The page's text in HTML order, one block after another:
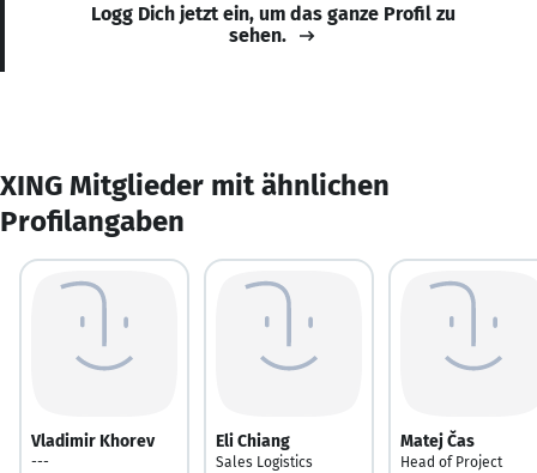
Logg Dich jetzt ein, um das ganze Profil zu
sehen.
XING Mitglieder mit ähnlichen
Profilangaben
Vladimir Khorev
---
Eli Chiang
Sales Logistics
Matej Čas
Head of Project